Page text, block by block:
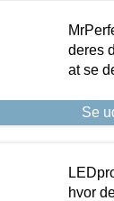
deres
at se
Se
hvor